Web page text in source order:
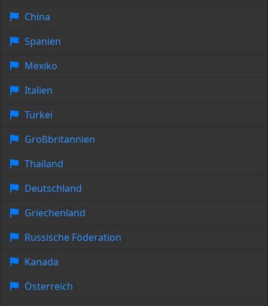
China
Spanien
Mexiko
Italien
Türkei
Großbritannien
Thailand
Deutschland
Griechenland
Russische Föderation
Kanada
Österreich